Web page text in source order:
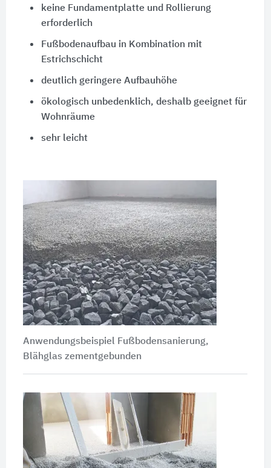
keine Fundamentplatte und Rollierung
erforderlich
Fußbodenaufbau in Kombination mit
Estrichschicht
deutlich geringere Aufbauhöhe
ökologisch unbedenklich, deshalb geeignet für
Wohnräume
sehr leicht
Anwendungsbeispiel Fußbodensanierung,
Blähglas zementgebunden